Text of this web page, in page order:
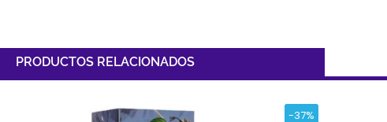
PRODUCTOS RELACIONADOS
-37%